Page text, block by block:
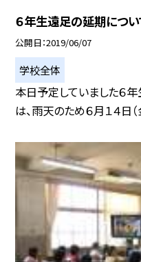
６年生遠足の延期につい
公開日 2019/06/07
学校全体
本日予定していました６
は、雨天のため６月１４日